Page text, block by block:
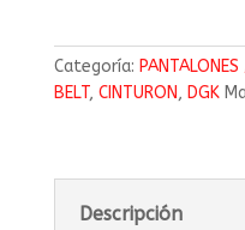
Categoría:
BELT, CINTURON, DGK
Descripción